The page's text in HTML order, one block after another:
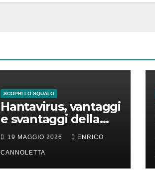
SCOPRI LO SQUALO
Hantavirus, vantaggi
e svantaggi della
lunga incubazione
19 MAGGIO 2026 ENRICO
CANNOLETTA